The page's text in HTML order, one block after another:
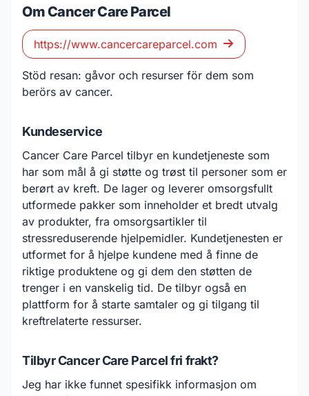
Om Cancer Care Parcel
https://www.cancercareparcel.com
Stöd resan: gåvor och resurser för dem som
berörs av cancer.
Kundeservice
Cancer Care Parcel tilbyr en kundetjeneste som
har som mål å gi støtte og trøst til personer som er
berørt av kreft. De lager og leverer omsorgsfullt
utformede pakker som inneholder et bredt utvalg
av produkter, fra omsorgsartikler til
stressreduserende hjelpemidler. Kundetjenesten er
utformet for å hjelpe kundene med å finne de
riktige produktene og gi dem den støtten de
trenger i en vanskelig tid. De tilbyr også en
plattform for å starte samtaler og gi tilgang til
kreftrelaterte ressurser.
Tilbyr Cancer Care Parcel fri frakt?
Jeg har ikke funnet spesifikk informasjon om